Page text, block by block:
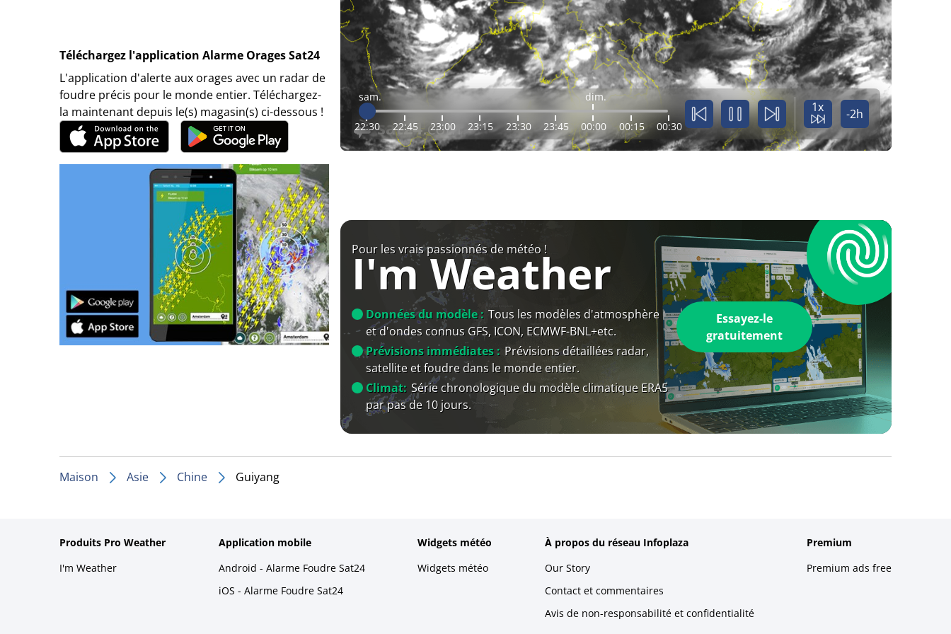
Téléchargez l'application Alarme Orages Sat24
L'application d'alerte aux orages avec un radar de
foudre précis pour le monde entier. Téléchargez-
la maintenant depuis le(s) magasin(s) ci-dessous !
sam. dim.
22:30 22:45 23:00 23:15 23:30 23:45 00:00 00:15 00:30
1x -2h
Pour les vrais passionnés de météo !
I'm Weather
Données du modèle : Tous les modèles d'atmosphère
et d'ondes connus GFS, ICON, ECMWF-BNL+etc.
Prévisions immédiates : Prévisions détaillées radar,
satellite et foudre dans le monde entier.
Climat: Série chronologique du modèle climatique ERA5
par pas de 10 jours.
Essayez-le
gratuitement
Maison Asie Chine Guiyang
Produits Pro Weather
I'm Weather
Application mobile
Android - Alarme Foudre Sat24
iOS - Alarme Foudre Sat24
Widgets météo
Widgets météo
À propos du réseau Infoplaza
Our Story
Contact et commentaires
Avis de non-responsabilité et confidentialité
Premium
Premium ads free